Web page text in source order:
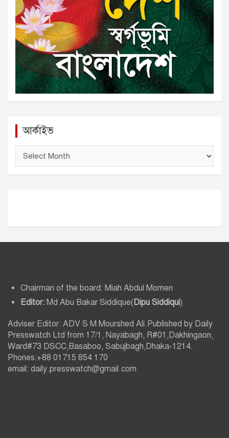
আর্কাইভ
ই
Chairman of the board: Miah Abdul Momen
Editor: Md Abu Bakar Siddique(Dipu Siddiqui)
Adviser Editor: ADV S M Mourshed Ali.Published by Daily
Presswatch Ltd from 17/1, Nayabagh, R#01,Dakhingaon,
Ward#73 DSCC,Basaboo, Sabujbagh,Dhaka-1214.
Phones:+88 01715 854 170
email: daily.presswatch@gmail.com